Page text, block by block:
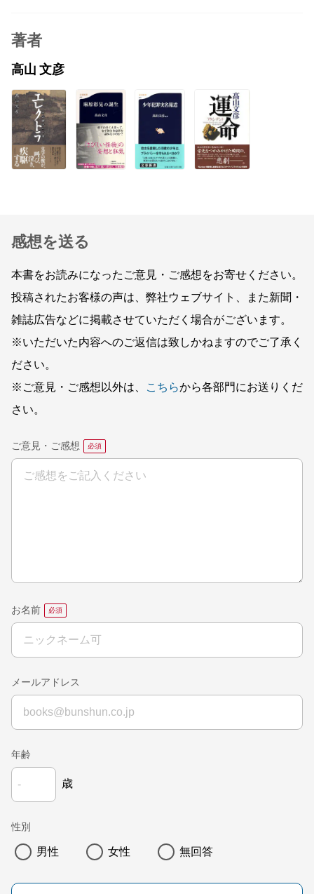
著者
高山 文彦
感想を送る
本書をお読みになったご意見・ご感想をお寄せください。
投稿されたお客様の声は、弊社ウェブサイト、また新聞・
雑誌広告などに掲載させていただく場合がございます。
※いただいた内容へのご返信は致しかねますのでご了承く
ださい。
※ご意見・ご感想以外は、
こちらから各部門にお送りくだ
さい。
ご意見・ご感想
お名前
メールアドレス
年齢
歳
性別
男性 女性 無回答